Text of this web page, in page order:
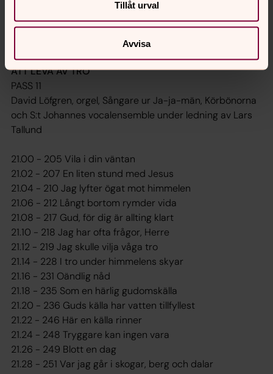
Tillåt urval
Avvisa
20.52 - 753 Nu är det härligt att leva
20.54 - 941 Aftonbön
20.58 - 947 Gud, du andas genom allt
ATT LEVA AV TRO
PASS 11
David Löfgren, orgel, Sångare ur Ja-ja-män, Körbönorna
och S:t Johannes vocalensemble under ledning av Lars
Tallund
21.00 - 205 Vila i din väntan
21.02 - 207 En liten stund med Jesus
21.04 - 210 Jag lyfter ögat mot himmelen
21.06 - 212 Långt bortom rymder vida
21.08 - 217 Gud, för dig är allting klart
21.10 - 218 Jag har ofta frågor, Herre
21.12 - 219 Jag skulle vilja våga tro
21.14 - 228 I tro under himmelens skyar
21.16 - 231 Oändlig nåd
21.18 - 235 Som en härlig gudomskälla
21.20 - 236 Guds källa har vatten tillfyllest
21.22 - 246 Här en källa rinner
21.24 - 248 Tryggare kan ingen vara
21.26 - 249 Blott en dag
21.28 - 251 Var jag går i skogar, berg och dalar